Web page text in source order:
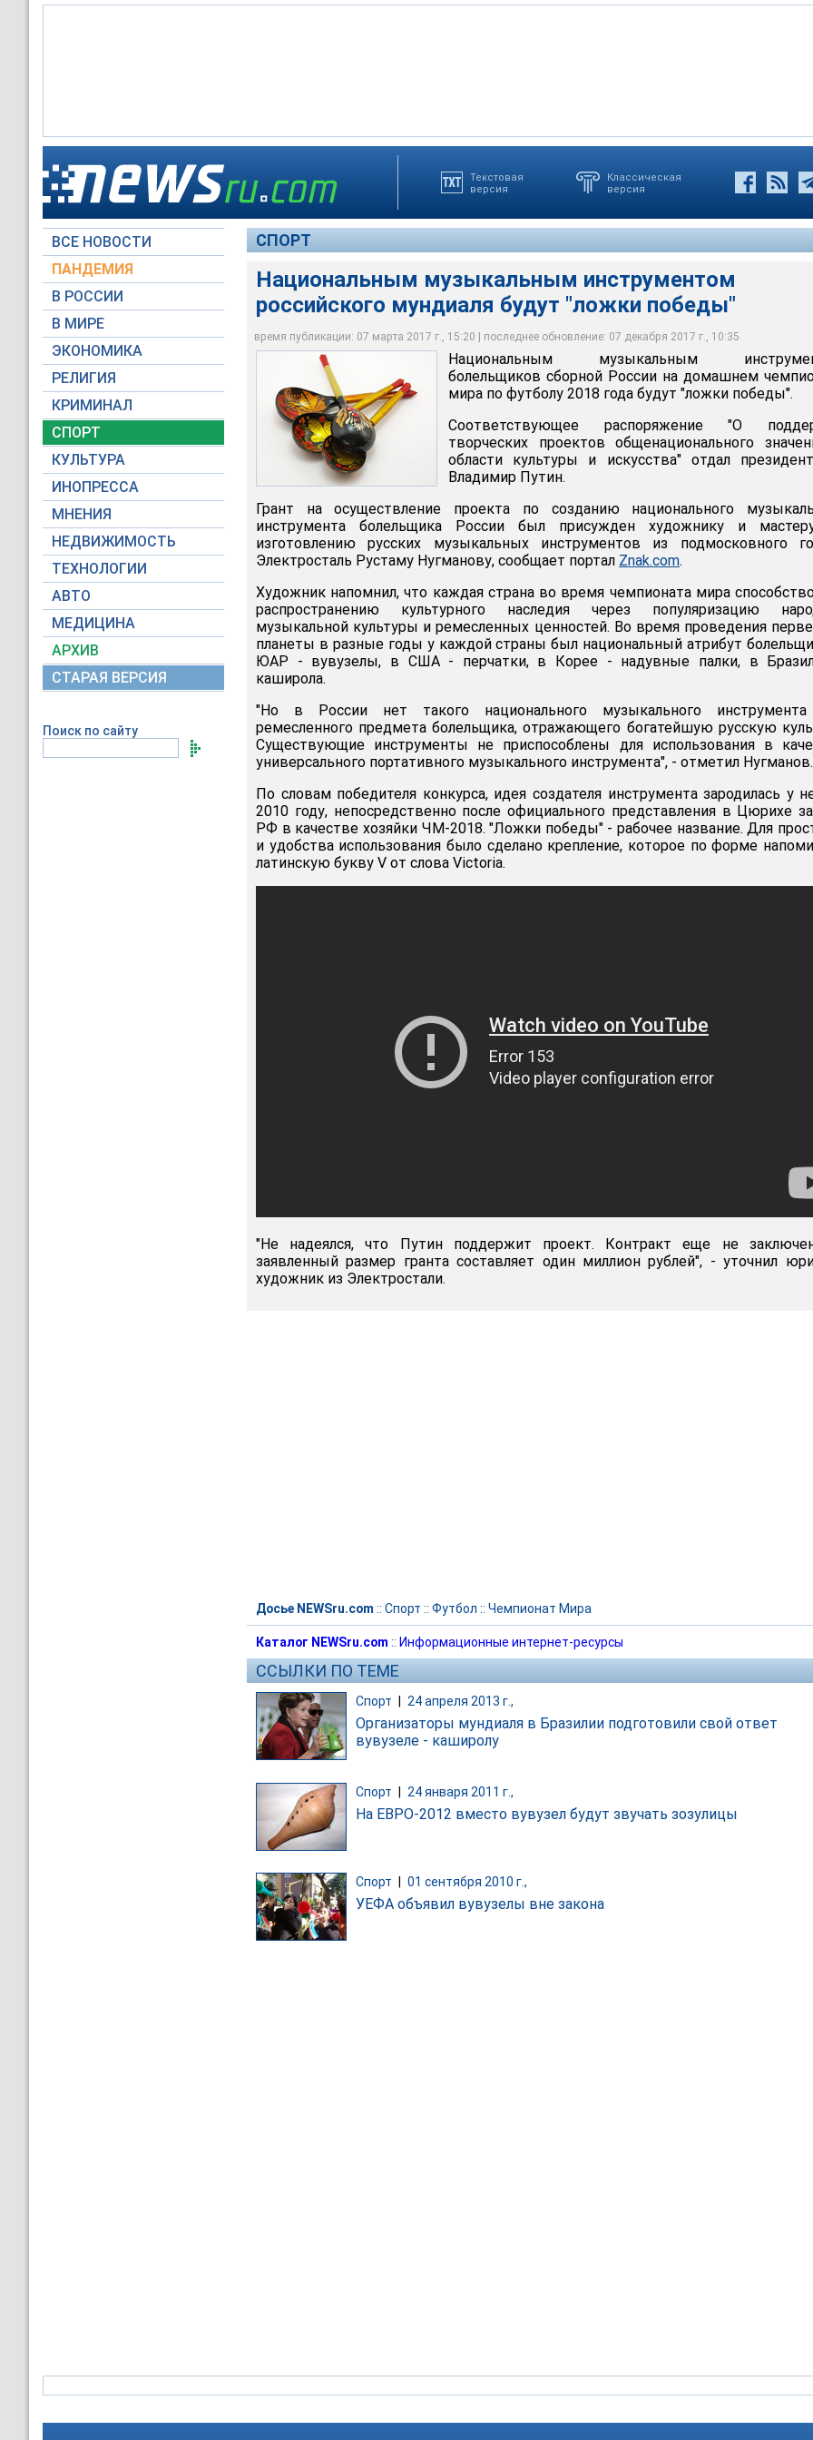
Текстовая
версия
Классическая
версия
ВСЕ НОВОСТИ
ПАНДЕМИЯ
В РОССИИ
В МИРЕ
ЭКОНОМИКА
РЕЛИГИЯ
КРИМИНАЛ
СПОРТ
КУЛЬТУРА
ИНОПРЕССА
МНЕНИЯ
НЕДВИЖИМОСТЬ
ТЕХНОЛОГИИ
АВТО
МЕДИЦИНА
АРХИВ
СТАРАЯ ВЕРСИЯ
Поиск по сайту
СПОРТ
Национальным музыкальным инструментом
российского мундиаля будут "ложки победы"
время публикации: 07 марта 2017 г., 15:20 | последнее обновление: 07 декабря 2017 г., 10:35
Национальным музыкальным инструментом российского мундиаля будут "ложки
победы"
Global Look Press
Национальным музыкальным
болельщиков сборной России на домашнем
мира по футболу 2018 года будут "ложки победы".
Соответствующее распоряжение "О
творческих проектов общенационального
области культуры и искусства" отдал
Владимир Путин.
Грант на осуществление проекта по созданию национального
инструмента болельщика России был присужден художнику и
изготовлению русских музыкальных инструментов из подмосковного
Электросталь Рустаму Нугманову, сообщает портал Znak.com.
Художник напомнил, что каждая страна во время чемпионата мира
распространению культурного наследия через популяризацию
музыкальной культуры и ремесленных ценностей. Во время проведения
планеты в разные годы у каждой страны был национальный атрибут
ЮАР - вувузелы, в США - перчатки, в Корее - надувные палки, в
каширола.
"Но в России нет такого национального музыкального
ремесленного предмета болельщика, отражающего богатейшую русскую
Существующие инструменты не приспособлены для использования в
универсального портативного музыкального инструмента", - отметил Нугманов.
По словам победителя конкурса, идея создателя инструмента зародилась у
2010 году, непосредственно после официального представления в Цюрихе
РФ в качестве хозяйки ЧМ-2018. "Ложки победы" - рабочее название. Для
и удобства использования было сделано крепление, которое по форме
латинскую букву V от слова Victoria.
"Не надеялся, что Путин поддержит проект. Контракт еще не
заявленный размер гранта составляет один миллион рублей", - уточнил
художник из Электростали.
Досье NEWSru.com :: Спорт :: Футбол :: Чемпионат Мира
Каталог NEWSru.com :: Информационные интернет-ресурсы
ССЫЛКИ ПО ТЕМЕ
Спорт 24 апреля 2013 г.,
Организаторы мундиаля в Бразилии подготовили свой ответ
вувузеле - каширолу
Спорт 24 января 2011 г.,
На ЕВРО-2012 вместо вувузел будут звучать зозулицы
Спорт 01 сентября 2010 г.,
УЕФА объявил вувузелы вне закона